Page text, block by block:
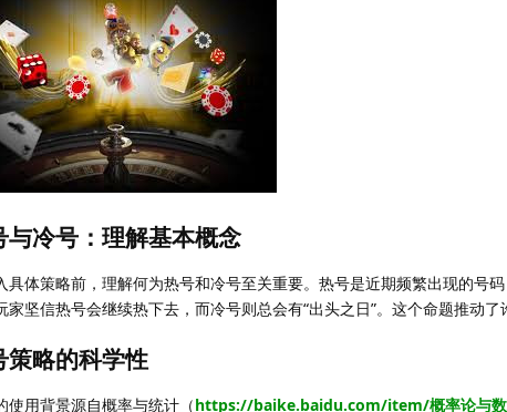
与冷号：理解基本概念
具体策略前，理解何为热号和冷号至关重要。热号是近期频繁出现的号
家坚信热号会继续热下去，而冷号则总会有“出头之日”。这个命题推动了
策略的科学性
使用背景源自概率与统计（https://baike.baidu.com/item/概率论与数